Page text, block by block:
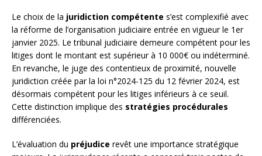
Le choix de la juridiction compétente s’est complexifié avec
la réforme de l’organisation judiciaire entrée en vigueur le 1er
janvier 2025. Le tribunal judiciaire demeure compétent pour les
litiges dont le montant est supérieur à 10 000€ ou indéterminé.
En revanche, le juge des contentieux de proximité, nouvelle
juridiction créée par la loi n°2024-125 du 12 février 2024, est
désormais compétent pour les litiges inférieurs à ce seuil.
Cette distinction implique des stratégies procédurales
différenciées.
L’évaluation du préjudice revêt une importance stratégique